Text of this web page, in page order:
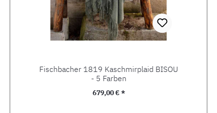
Fischbacher 1819 Kaschmirplaid BISOU
- 5 Farben
Regulärer Preis:
679,00 € *